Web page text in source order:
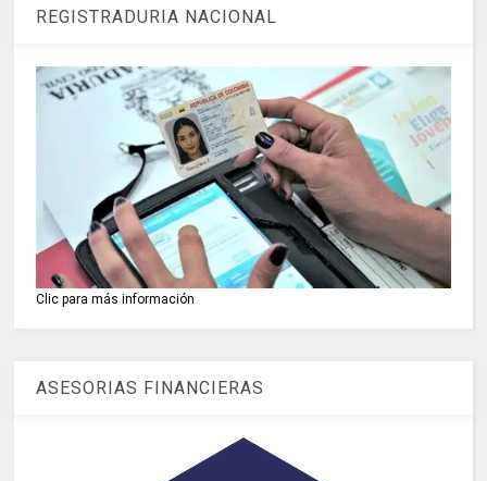
REGISTRADURIA NACIONAL
Clic para más información
ASESORIAS FINANCIERAS